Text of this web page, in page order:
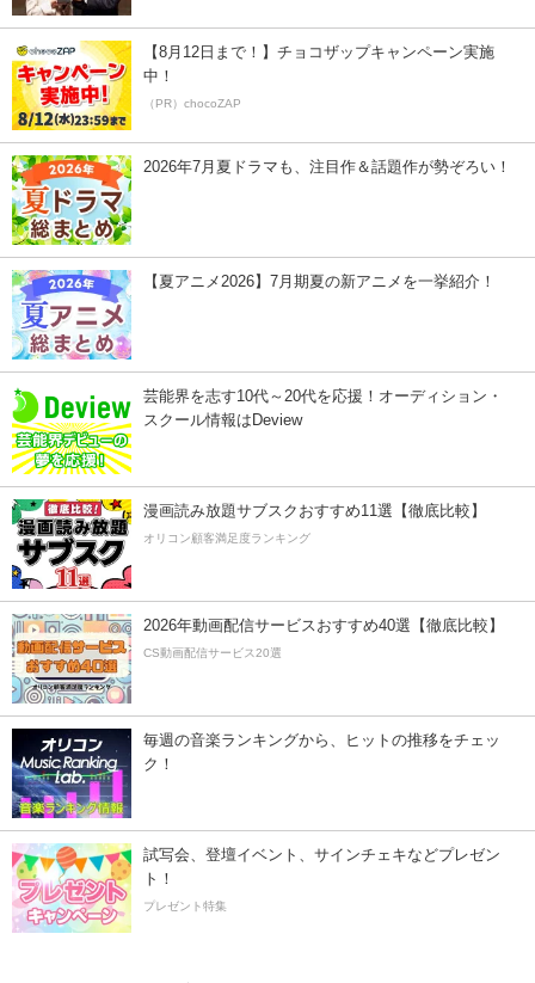
【8月12日まで！】チョコザップキャンペーン実施
中！
（PR）chocoZAP
2026年7月夏ドラマも、注目作＆話題作が勢ぞろい！
【夏アニメ2026】7月期夏の新アニメを一挙紹介！
芸能界を志す10代～20代を応援！オーディション・
スクール情報はDeview
漫画読み放題サブスクおすすめ11選【徹底比較】
オリコン顧客満足度ランキング
2026年動画配信サービスおすすめ40選【徹底比較】
CS動画配信サービス20選
毎週の音楽ランキングから、ヒットの推移をチェッ
ク！
試写会、登壇イベント、サインチェキなどプレゼン
ト！
プレゼント特集